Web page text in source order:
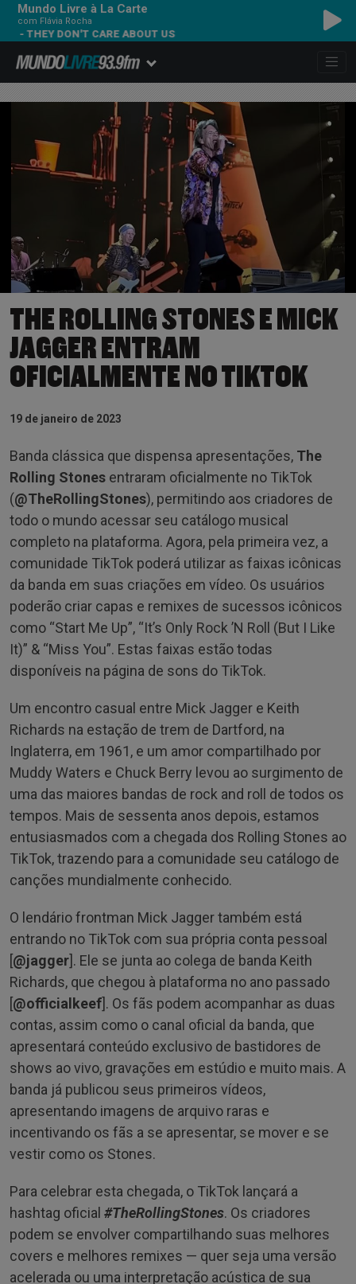
Mundo Livre à La Carte
com Flávia Rocha
DON'T CARE ABOUT US
THE ROLLING STONES E MICK
JAGGER ENTRAM
OFICIALMENTE NO TIKTOK
19 de janeiro de 2023
Banda clássica que dispensa apresentações, The
Rolling Stones entraram oficialmente no TikTok
(@TheRollingStones), permitindo aos criadores de
todo o mundo acessar seu catálogo musical
completo na plataforma. Agora, pela primeira vez, a
comunidade TikTok poderá utilizar as faixas icônicas
da banda em suas criações em vídeo. Os usuários
poderão criar capas e remixes de sucessos icônicos
como “Start Me Up”, “It’s Only Rock ’N Roll (But I Like
It)” & “Miss You”. Estas faixas estão todas
disponíveis na página de sons do TikTok.
Um encontro casual entre Mick Jagger e Keith
Richards na estação de trem de Dartford, na
Inglaterra, em 1961, e um amor compartilhado por
Muddy Waters e Chuck Berry levou ao surgimento de
uma das maiores bandas de rock and roll de todos os
tempos. Mais de sessenta anos depois, estamos
entusiasmados com a chegada dos Rolling Stones ao
TikTok, trazendo para a comunidade seu catálogo de
canções mundialmente conhecido.
O lendário frontman Mick Jagger também está
entrando no TikTok com sua própria conta pessoal
[@jagger]. Ele se junta ao colega de banda Keith
Richards, que chegou à plataforma no ano passado
[@officialkeef]. Os fãs podem acompanhar as duas
contas, assim como o canal oficial da banda, que
apresentará conteúdo exclusivo de bastidores de
shows ao vivo, gravações em estúdio e muito mais. A
banda já publicou seus primeiros vídeos,
apresentando imagens de arquivo raras e
incentivando os fãs a se apresentar, se mover e se
vestir como os Stones.
Para celebrar esta chegada, o TikTok lançará a
hashtag oficial #TheRollingStones. Os criadores
podem se envolver compartilhando suas melhores
covers e melhores remixes — quer seja uma versão
acelerada ou uma interpretação acústica de sua